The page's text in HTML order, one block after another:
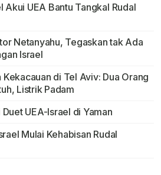
Akui UEA Bantu Tangkal Rudal
Netanyahu, Tegaskan tak Ada
Israel
Kekacauan di Tel Aviv: Dua Orang
Listrik Padam
UEA-Israel di Yaman
Mulai Kehabisan Rudal